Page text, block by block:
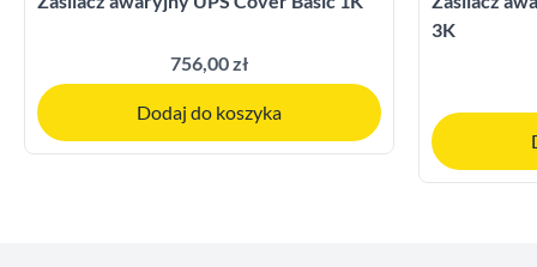
756,00 zł
Dodaj do koszyka
3K